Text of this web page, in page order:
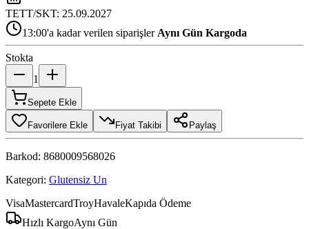
TETT/SKT: 25.09.2027
13:00'a kadar verilen siparişler Aynı Gün Kargoda
Stokta
1
Sepete Ekle
Favorilere Ekle Fiyat Takibi Paylaş
Barkod: 8680009568026
Kategori: Glutensiz Un
VisaMastercardTroyHavaleKapıda Ödeme
Hızlı KargoAynı Gün